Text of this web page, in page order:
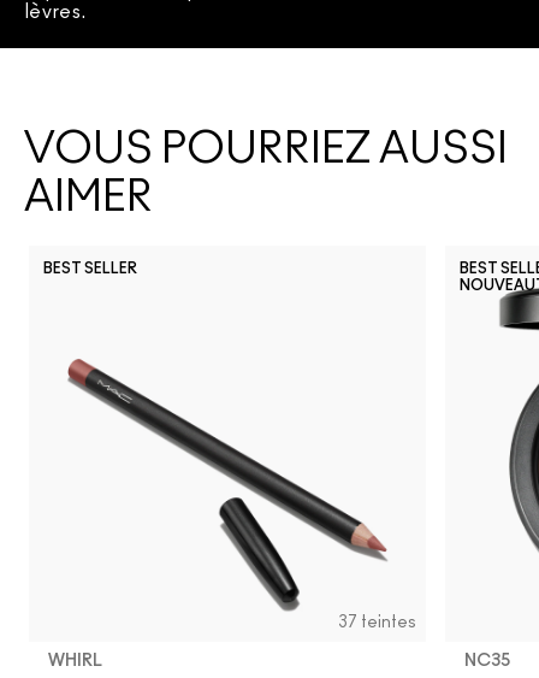
lèvres.
VOUS POURRIEZ AUSSI
AIMER
BEST SELLER
37 teintes
WHIRL
BEST
NC35​